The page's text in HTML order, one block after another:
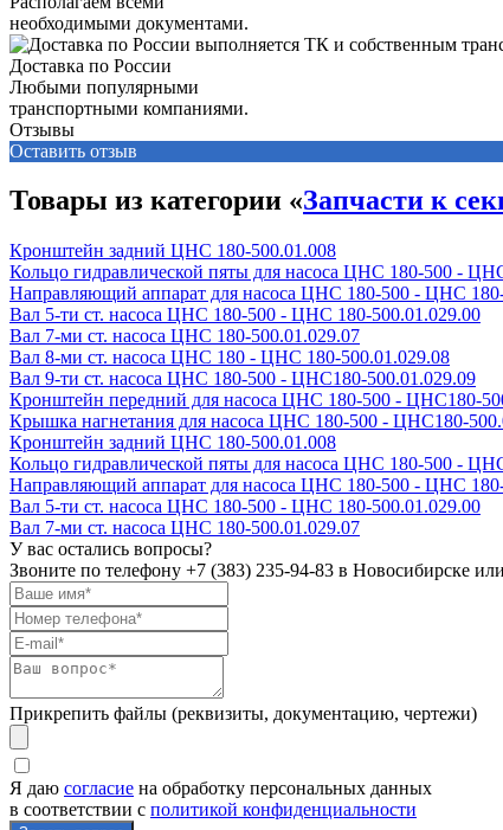
необходимыми документами.
Доставка по России
Любыми популярными
транспортными компаниями.
Отзывы
Оставить отзыв
Товары из категории «Запчасти к
Кронштейн задний ЦНС 180-500.01.008
Кольцо гидравлической пяты для насоса ЦНС 180-500 -
Направляющий аппарат для насоса ЦНС 180-500 - ЦНС
Вал 5-ти ст. насоса ЦНС 180-500 - ЦНС 180-500.01.029.00
Вал 7-ми ст. насоса ЦНС 180-500.01.029.07
Вал 8-ми ст. насоса ЦНС 180 - ЦНС 180-500.01.029.08
Вал 9-ти ст. насоса ЦНС 180-500 - ЦНС180-500.01.029.09
Кронштейн передний для насоса ЦНС 180-500 - ЦНС180-
Крышка нагнетания для насоса ЦНС 180-500 - ЦНС180-
Кронштейн задний ЦНС 180-500.01.008
Кольцо гидравлической пяты для насоса ЦНС 180-500 -
Направляющий аппарат для насоса ЦНС 180-500 - ЦНС
Вал 5-ти ст. насоса ЦНС 180-500 - ЦНС 180-500.01.029.00
Вал 7-ми ст. насоса ЦНС 180-500.01.029.07
У вас остались вопросы?
Звоните по телефону +7 (383) 235-94-83 в Новосибирске
Прикрепить файлы (реквизиты, документацию, чертежи)
Я даю согласие на обработку персональных данных
в соответствии с политикой конфиденциальности